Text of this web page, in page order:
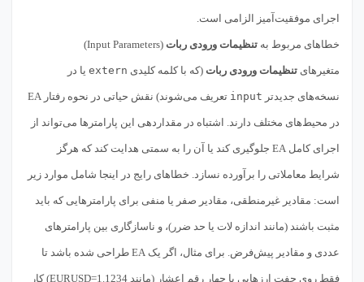
اجرای موفقیت‌آمیز الزامی است.
خطاهای مربوط به تنظیمات ورودی ربات (Input Parameters)
متغیرهای تنظیمات ورودی ربات (که با کلمه کلیدی extern یا در
نسخه‌های جدیدتر input تعریف می‌شوند) نقش حیاتی در نحوه رفتار EA
در محیط‌های مختلف دارند. اشتباه در مقداردهی این پارامترها می‌تواند از
اجرای کامل EA جلوگیری کند یا آن را به سمتی هدایت کند که هرگز
شرایط معاملاتی را برآورده نسازد. خطاهای رایج در اینجا شامل موارد زیر
است: مقادیر غیرمنطقی، مقادیر صفر یا منفی برای پارامترهایی که باید
مثبت باشند (مانند اندازه لات یا حد ضرر)، و ناسازگاری بین پارامترهای
عددی و مقادیر پیش‌فرض. برای مثال، اگر یک EA طراحی شده باشد تا
فقط روی جفت ارزهایی با چهار رقم اعشار (مانند EURUSD=1.1234) کار